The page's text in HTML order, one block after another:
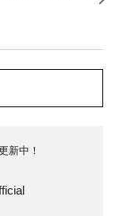
新中！